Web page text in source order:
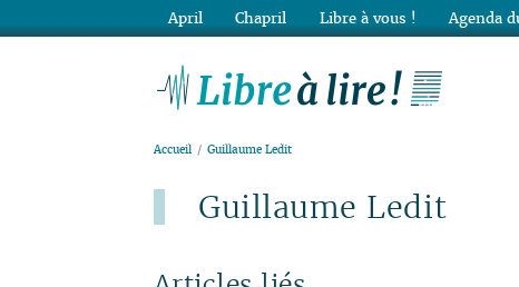
Accueil Guillaume Ledit
Guillaume Ledit
April Chapril Libre à vous ! Agenda